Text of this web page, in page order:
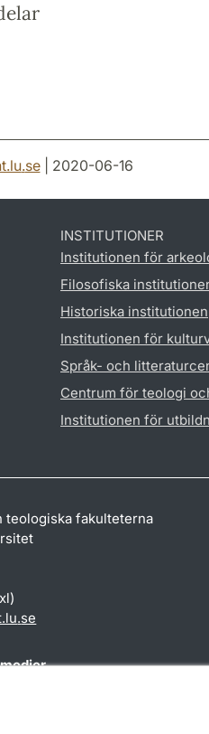
.se| 2020-06-16
INSTITUTIONER
Institutionen för
Filosofiska
Historiska institutionen
Institutionen för
Språk- och
Centrum för teologi
Institutionen för
teologiska fakulteterna
.se